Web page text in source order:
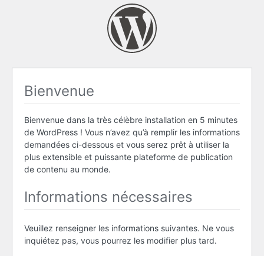
Bienvenue
Bienvenue dans la très célèbre installation en 5 minutes
de WordPress ! Vous n’avez qu’à remplir les informations
demandées ci-dessous et vous serez prêt à utiliser la
plus extensible et puissante plateforme de publication
de contenu au monde.
Informations nécessaires
Veuillez renseigner les informations suivantes. Ne vous
inquiétez pas, vous pourrez les modifier plus tard.